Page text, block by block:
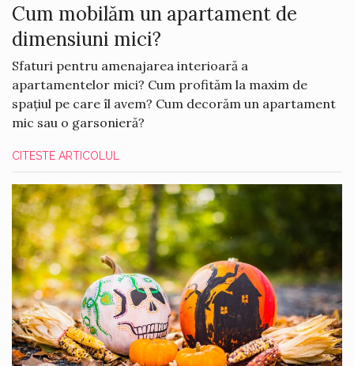
Cum mobilăm un apartament de
dimensiuni mici?
Sfaturi pentru amenajarea interioară a
apartamentelor mici? Cum profităm la maxim de
spațiul pe care îl avem? Cum decorăm un apartament
mic sau o garsonieră?
CITESTE ARTICOLUL